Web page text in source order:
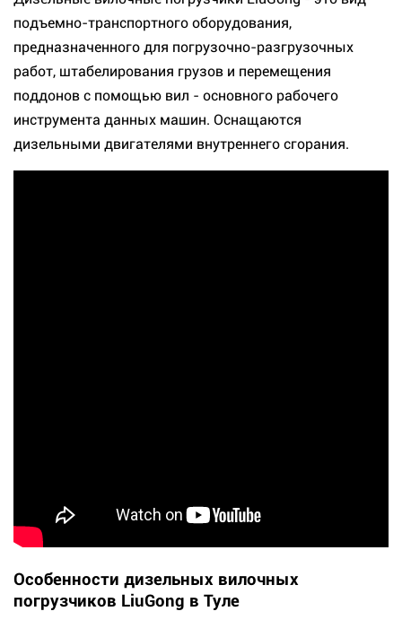
подъемно-транспортного оборудования,
предназначенного для погрузочно-разгрузочных
работ, штабелирования грузов и перемещения
поддонов с помощью вил - основного рабочего
инструмента данных машин. Оснащаются
дизельными двигателями внутреннего сгорания.
Особенности дизельных вилочных
погрузчиков LiuGong в Туле